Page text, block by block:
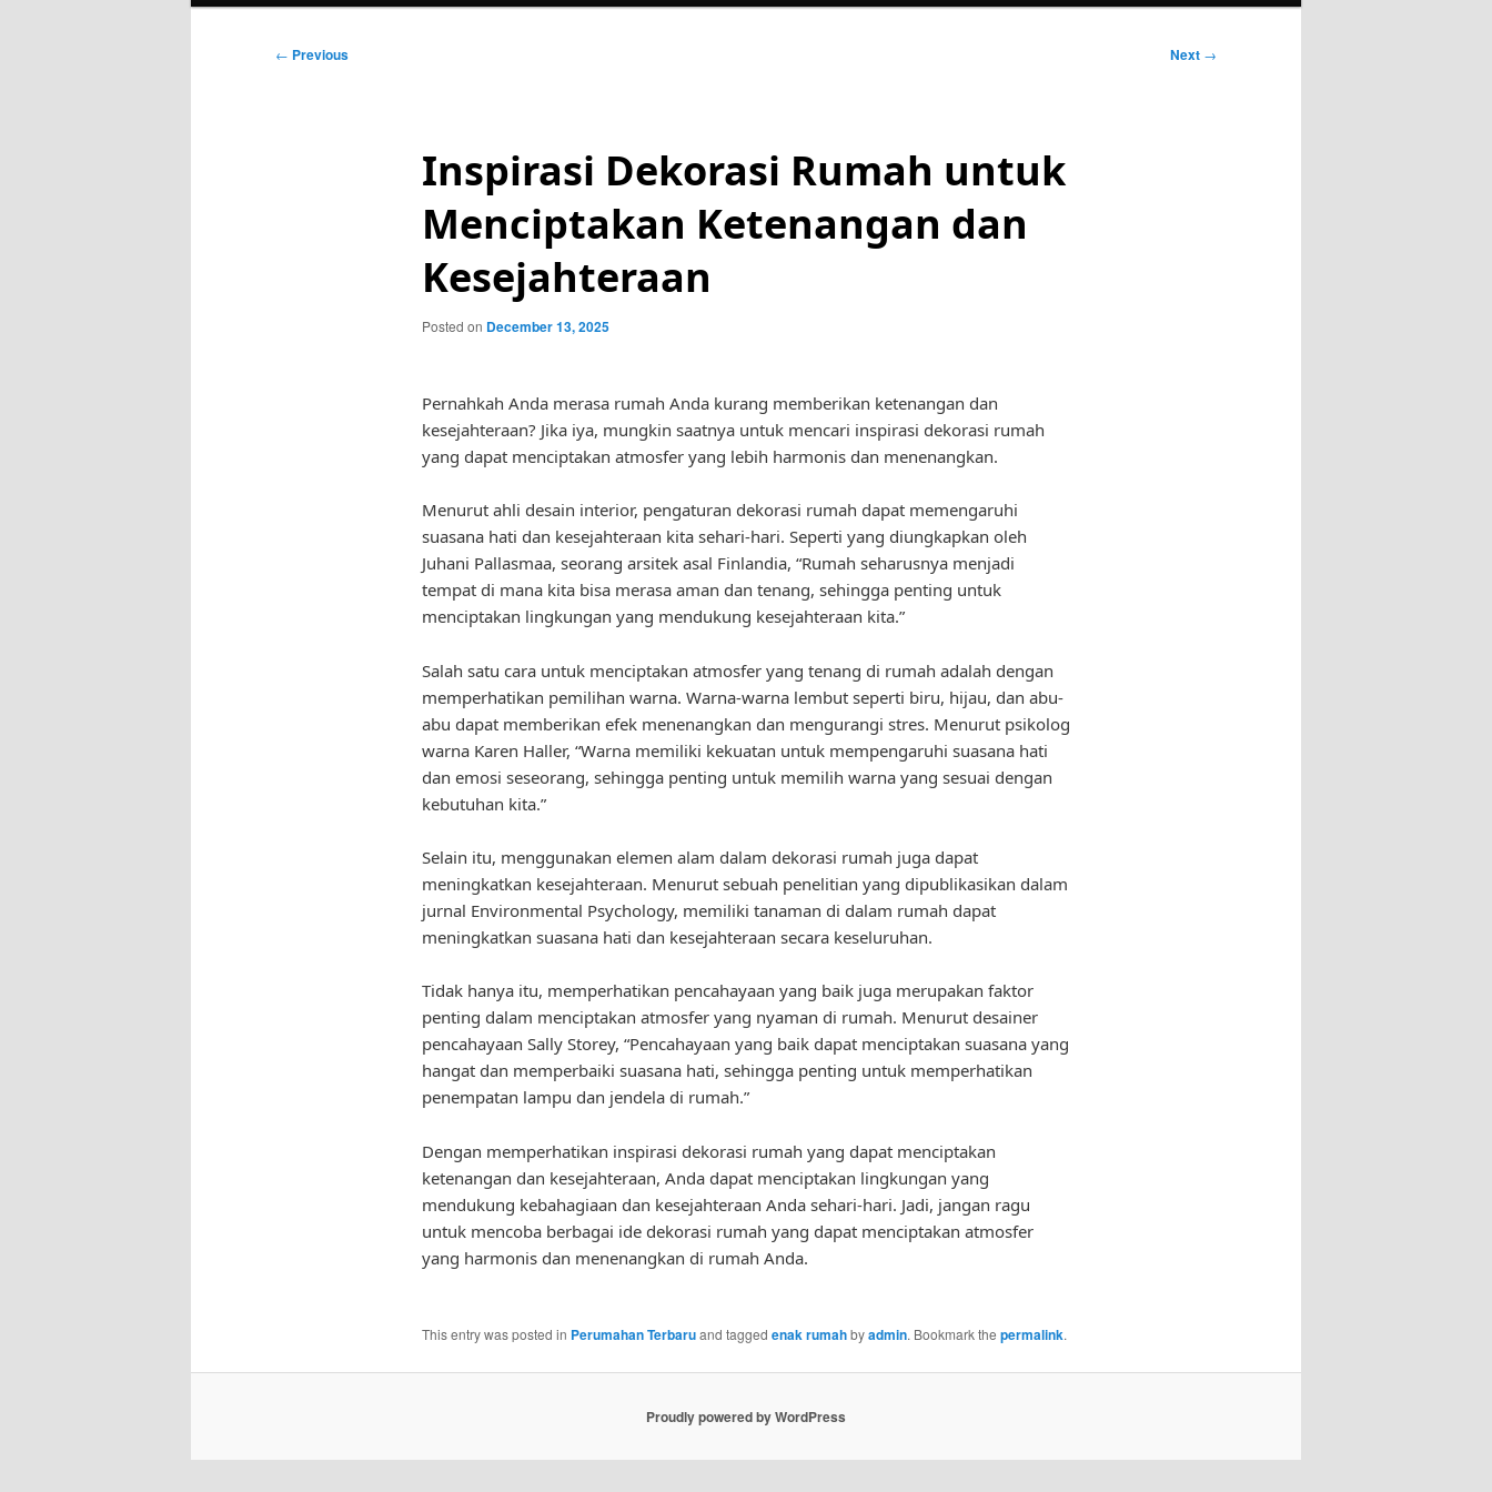
Post
← Previous Next →
Inspirasi Dekorasi Rumah untuk
Menciptakan Ketenangan dan
Kesejahteraan
Posted on December 13, 2025
Pernahkah Anda merasa rumah Anda kurang memberikan ketenangan dan
kesejahteraan? Jika iya, mungkin saatnya untuk mencari inspirasi dekorasi rumah
yang dapat menciptakan atmosfer yang lebih harmonis dan menenangkan.
Menurut ahli desain interior, pengaturan dekorasi rumah dapat memengaruhi
suasana hati dan kesejahteraan kita sehari-hari. Seperti yang diungkapkan oleh
Juhani Pallasmaa, seorang arsitek asal Finlandia, “Rumah seharusnya menjadi
tempat di mana kita bisa merasa aman dan tenang, sehingga penting untuk
menciptakan lingkungan yang mendukung kesejahteraan kita.”
Salah satu cara untuk menciptakan atmosfer yang tenang di rumah adalah dengan
memperhatikan pemilihan warna. Warna-warna lembut seperti biru, hijau, dan abu-
abu dapat memberikan efek menenangkan dan mengurangi stres. Menurut psikolog
warna Karen Haller, “Warna memiliki kekuatan untuk mempengaruhi suasana hati
dan emosi seseorang, sehingga penting untuk memilih warna yang sesuai dengan
kebutuhan kita.”
Selain itu, menggunakan elemen alam dalam dekorasi rumah juga dapat
meningkatkan kesejahteraan. Menurut sebuah penelitian yang dipublikasikan dalam
jurnal Environmental Psychology, memiliki tanaman di dalam rumah dapat
meningkatkan suasana hati dan kesejahteraan secara keseluruhan.
Tidak hanya itu, memperhatikan pencahayaan yang baik juga merupakan faktor
penting dalam menciptakan atmosfer yang nyaman di rumah. Menurut desainer
pencahayaan Sally Storey, “Pencahayaan yang baik dapat menciptakan suasana yang
hangat dan memperbaiki suasana hati, sehingga penting untuk memperhatikan
penempatan lampu dan jendela di rumah.”
Dengan memperhatikan inspirasi dekorasi rumah yang dapat menciptakan
ketenangan dan kesejahteraan, Anda dapat menciptakan lingkungan yang
mendukung kebahagiaan dan kesejahteraan Anda sehari-hari. Jadi, jangan ragu
untuk mencoba berbagai ide dekorasi rumah yang dapat menciptakan atmosfer
yang harmonis dan menenangkan di rumah Anda.
This entry was posted in Perumahan Terbaruand tagged enak rumahbyadmin. Bookmark the permalink.
Proudly powered by WordPress